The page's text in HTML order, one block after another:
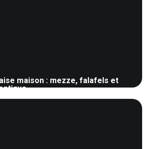
maison : mezze, falafels et